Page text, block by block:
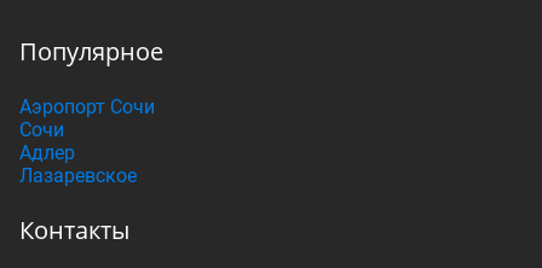
Популярное
Аэропорт Сочи
Сочи
Адлер
Лазаревское
Контакты